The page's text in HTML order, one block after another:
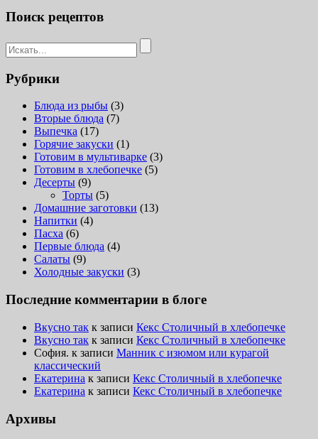
Поиск рецептов
Рубрики
Блюда из рыбы (3)
Вторые блюда (7)
Выпечка (17)
Горячие закуски (1)
Готовим в мультиварке (3)
Готовим в хлебопечке (5)
Десерты (9)
Торты (5)
Домашние заготовки (13)
Напитки (4)
Пасха (6)
Первые блюда (4)
Салаты (9)
Холодные закуски (3)
Последние комментарии в блоге
Вкусно так к записи Кекс Столичный в хлебопечке
Вкусно так к записи Кекс Столичный в хлебопечке
София. к записи Манник с изюмом или курагой
классический
Екатерина к записи Кекс Столичный в хлебопечке
Екатерина к записи Кекс Столичный в хлебопечке
Архивы